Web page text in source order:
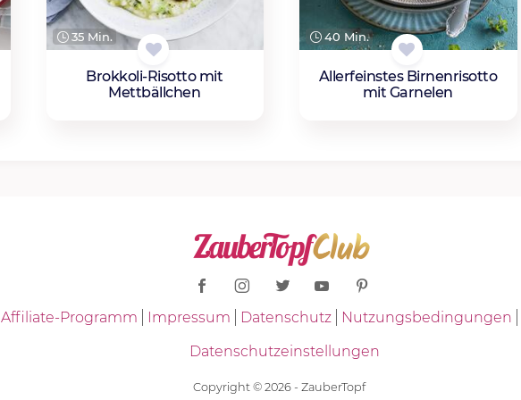
35 Min.
Brokkoli-Risotto mit
Mettbällchen
40 Min.
Allerfeinstes Birnenrisotto
mit Garnelen
Affiliate-Programm Impressum Datenschutz Nutzungsbedingungen
Datenschutzeinstellungen
Copyright © 2026 - ZauberTopf